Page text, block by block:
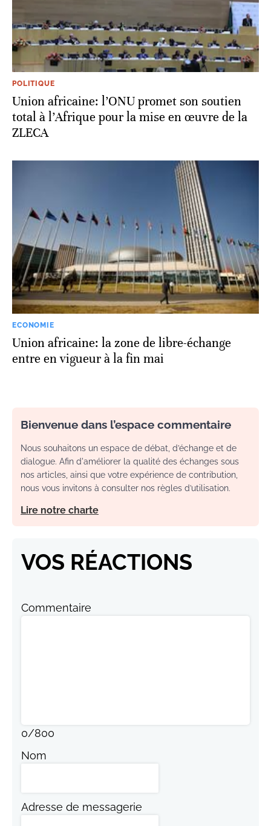
POLITIQUE
Union africaine: l’ONU promet son soutien
total à l’Afrique pour la mise en œuvre de la
ZLECA
ECONOMIE
Union africaine: la zone de libre-échange
entre en vigueur à la fin mai
Bienvenue dans l’espace commentaire
Nous souhaitons un espace de débat, d’échange et de
dialogue. Afin d'améliorer la qualité des échanges sous
nos articles, ainsi que votre expérience de contribution,
nous vous invitons à consulter nos règles d’utilisation.
Lire notre charte
VOS RÉACTIONS
Commentaire
0/800
Nom
Adresse de messagerie